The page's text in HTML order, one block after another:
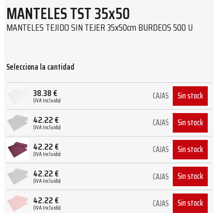
MANTELES TST 35x50
MANTELES TEJIDO SIN TEJER 35x50cm BURDEOS 500 U
Selecciona la cantidad
38.38€
(IVA Incluido) CAJAS Sin stock
42.22€
(IVA Incluido) CAJAS Sin stock
42.22€
(IVA Incluido) CAJAS Sin stock
42.22€
(IVA Incluido) CAJAS Sin stock
42.22€
(IVA Incluido) CAJAS Sin stock